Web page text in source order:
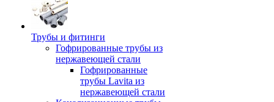
Трубы и фитинги
Гофрированные трубы из
нержавеющей стали
Гофрированные
трубы Lavita из
нержавеющей стали